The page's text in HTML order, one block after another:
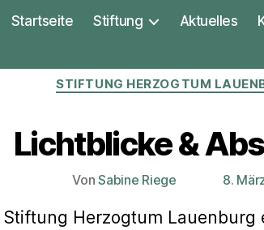
Startseite Stiftung Aktuelles
Kategorien
STIFTUNG HERZOGTUM
Lichtblicke &
Beitragsautor
VonSabine Riege 8.
Herzogtum